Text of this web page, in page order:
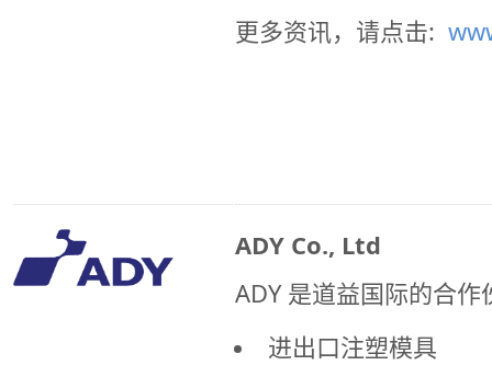
更多资讯，请点击:
ADY Co., Ltd
ADY 是道益国际的合
进出口注塑模具